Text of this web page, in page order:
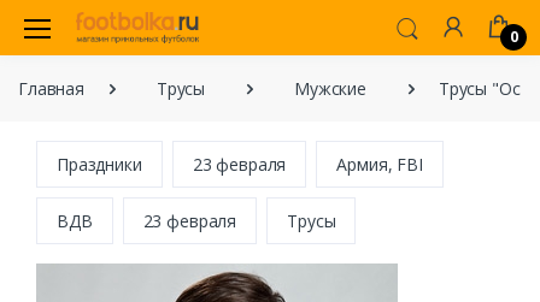
0
Главная Трусы Мужские Трусы
Праздники 23 февраля Армия, FBI
ВДВ 23 февраля Трусы